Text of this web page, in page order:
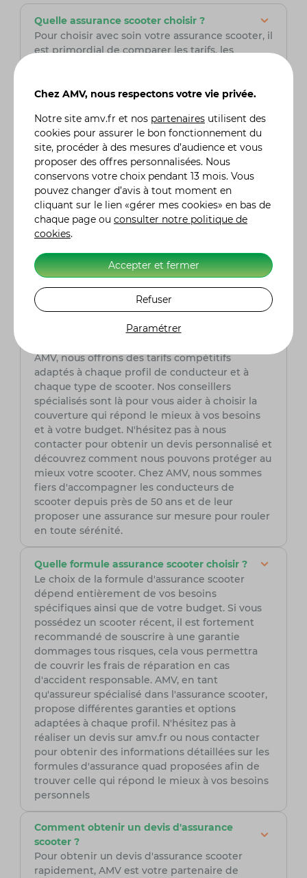
Quelle assurance scooter choisir ?
Pour choisir avec soin votre assurance scooter, il
est primordial de comparer les tarifs, les
est une option à prendre en sérieuse
des solutions adaptées aux besoins spécifiques
des conducteurs de scooter, assurant ainsi une
couverture complète et fiable pour leurs
véhicules tout-terrain. Grâce à son expertise du
secteur, AMV peut offrir des services sur
mesure et des conseils avisés, assurant la
tranquillité d'esprit des motocyclistes et
passionnés de tout-terrain tout au long de leurs
aventures sur la route.
Quel est le prix d'une assurance scooter ?
Le coût d'une assurance scooter chez AMV
intègre plusieurs facteurs tels que le modèle du
scooter, l'expérience du conducteur (permis,
sinistres, bonus), le lieu de stationnement
AMV, nous offrons des tarifs compétitifs
adaptés à chaque profil de conducteur et à
chaque type de scooter. Nos conseillers
spécialisés sont là pour vous aider à choisir la
couverture qui répond le mieux à vos besoins
et à votre budget. N'hésitez pas à nous
contacter pour obtenir un devis personnalisé et
découvrez comment nous pouvons protéger au
mieux votre scooter. Chez AMV, nous sommes
fiers d'accompagner les conducteurs de
scooter depuis près de 50 ans et de leur
proposer une assurance sur mesure pour rouler
en toute sérénité.
Quelle formule assurance scooter choisir ?
Le choix de la formule d'assurance scooter
dépend entièrement de vos besoins
spécifiques ainsi que de votre budget. Si vous
possédez un scooter récent, il est fortement
recommandé de souscrire à une garantie
dommages tous risques, cela vous permettra
de couvrir les frais de réparation en cas
d'accident responsable. AMV, en tant
qu'assureur spécialisé dans l'assurance scooter,
propose différentes garanties et options
adaptées à chaque profil. N'hésitez pas à
réaliser un devis sur amv.fr ou nous contacter
pour obtenir des informations détaillées sur les
formules d'assurance quad proposées afin de
trouver celle qui répond le mieux à vos besoins
personnels
Comment obtenir un devis d'assurance
scooter ?
Pour obtenir un devis d'assurance scooter
rapidement, AMV est votre partenaire de
Chez AMV, nous respectons votre vie privée.
Notre site amv.fr et nos partenaires utilisent des
cookies pour assurer le bon fonctionnement du
site, procéder à des mesures d’audience et vous
proposer des offres personnalisées. Nous
conservons votre choix pendant 13 mois. Vous
pouvez changer d’avis à tout moment en
cliquant sur le lien «gérer mes cookies» en bas de
chaque page ou consulter notre politique de
cookies.
Accepter et fermer
Refuser
Paramétrer